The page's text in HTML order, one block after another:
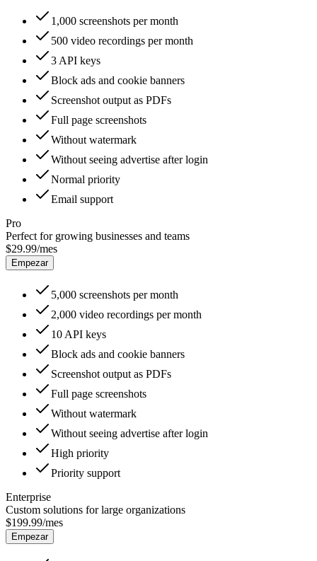
1,000 screenshots per month
500 video recordings per month
3 API keys
Block ads and cookie banners
Screenshot output as PDFs
Full page screenshots
Without watermark
Without seeing advertise after login
Normal priority
Email support
Pro
Perfect for growing businesses and teams
$29.99/mes
Empezar
5,000 screenshots per month
2,000 video recordings per month
10 API keys
Block ads and cookie banners
Screenshot output as PDFs
Full page screenshots
Without watermark
Without seeing advertise after login
High priority
Priority support
Enterprise
Custom solutions for large organizations
$199.99/mes
Empezar